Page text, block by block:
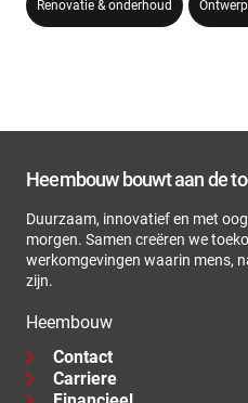
Renovatie & onderhoud
Heembouw bouwt aan de
Duurzaam, innovatief en met
morgen. Samen creëren we
werkomgevingen waarin mens,
zijn.
Heembouw
Contact
Carriere